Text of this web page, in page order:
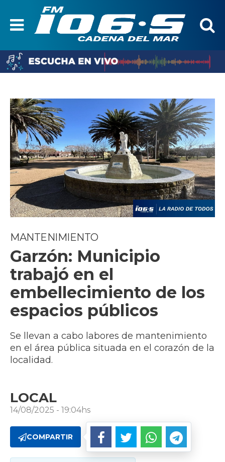
MANTENIMIENTO
Garzón: Municipio
trabajó en el
embellecimiento de los
espacios públicos
Se llevan a cabo labores de mantenimiento
en el área pública situada en el corazón de la
localidad.
LOCAL
14/08/2025 - 19:04hs
COMPARTIR